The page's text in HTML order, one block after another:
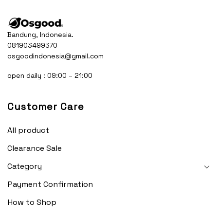
Bandung, Indonesia.
081903499370
osgoodindonesia@gmail.com
open daily : 09:00 – 21:00
Customer Care
All product
Clearance Sale
Category
Payment Confirmation
How to Shop